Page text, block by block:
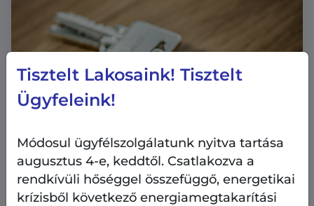
Tisztelt Lakosaink! Tisztelt
Ügyfeleink!
Módosul ügyfélszolgálatunk nyitva tartása
augusztus 4-e, keddtől. Csatlakozva a
rendkívüli hőséggel összefüggő, energetikai
krízisből következő energiamegtakarítási